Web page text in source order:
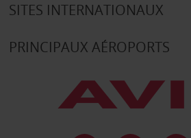
SITES INTERNATIONAUX
PRINCIPAUX AÉROPORTS